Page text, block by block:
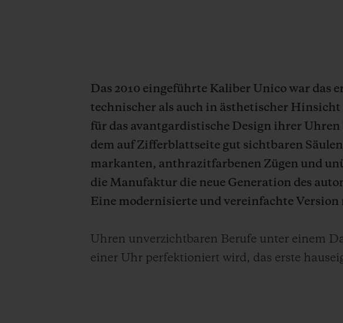
Das 2010 eingeführte Kaliber Unico war das
technischer als auch in ästhetischer
für das avantgardistische Design ihrer
dem auf Zifferblattseite gut sichtbaren
markanten, anthrazitfarbenen Zügen und
die Manufaktur die neue Generation des
Eine modernisierte und vereinfachte
Uhren unverzichtbaren Berufe unter einem
einer Uhr perfektioniert wird, das erste